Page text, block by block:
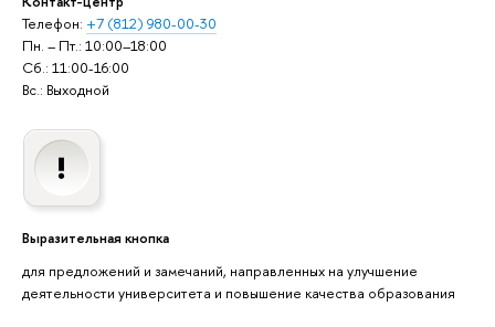
Телефон: +7 (812) 980-00-30
Пн. – Пт.: 10:00–18:00
Сб.: 11:00-16:00
Вс.: Выходной
Выразительная кнопка
для предложений и замечаний, направленных на улучшение
деятельности университета и повышение качества образования